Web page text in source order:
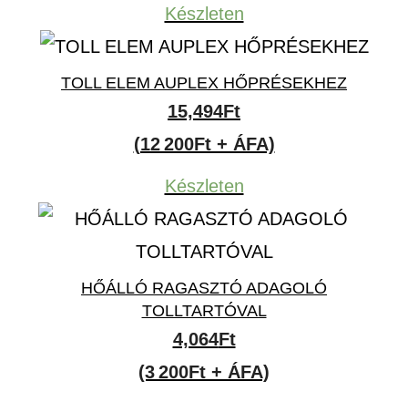
Készleten
TOLL ELEM AUPLEX HŐPRÉSEKHEZ
15,494Ft
(12 200Ft + ÁFA)
Készleten
HŐÁLLÓ RAGASZTÓ ADAGOLÓ
TOLLTARTÓVAL
4,064Ft
(3 200Ft + ÁFA)